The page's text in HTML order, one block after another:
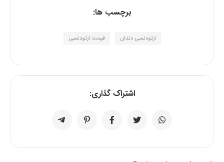
برچسب ها:
ارتودنسی دندان قیمت ارتودنسی
اشتراک گذاری: